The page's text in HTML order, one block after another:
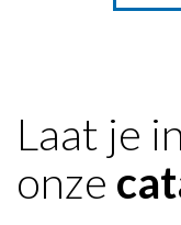
Laat je
onze